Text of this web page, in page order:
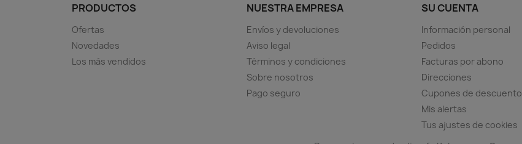
PRODUCTOS
Ofertas
Novedades
Los más vendidos
NUESTRA EMPRESA
Envíos y devoluciones
Aviso legal
Términos y condiciones
Sobre nosotros
Pago seguro
SU CUENTA
Información personal
Pedidos
Facturas por abono
Direcciones
Cupones de descuento
Mis alertas
Tus ajustes de cookies